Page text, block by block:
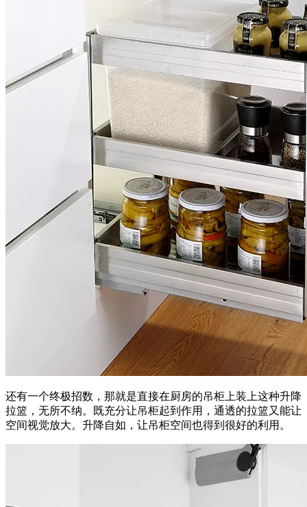
还有一个终极招数，那就是直接在厨房的吊柜上装上这种升降
拉篮，无所不纳。既充分让吊柜起到作用，通透的拉篮又能让
空间视觉放大。升降自如，让吊柜空间也得到很好的利用。